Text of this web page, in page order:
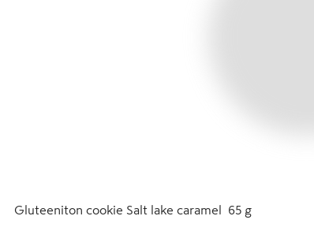
Gluteeniton cookie Salt lake caramel  65 g